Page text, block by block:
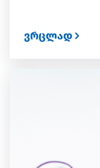
ვრცლად